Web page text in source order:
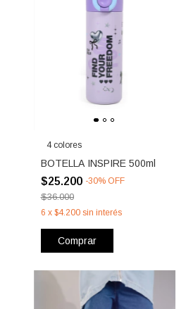
4 colores
BOTELLA INSPIRE 500ml
$25.200 -30% OFF
$36.000
6 x $4.200 sin interés
Comprar